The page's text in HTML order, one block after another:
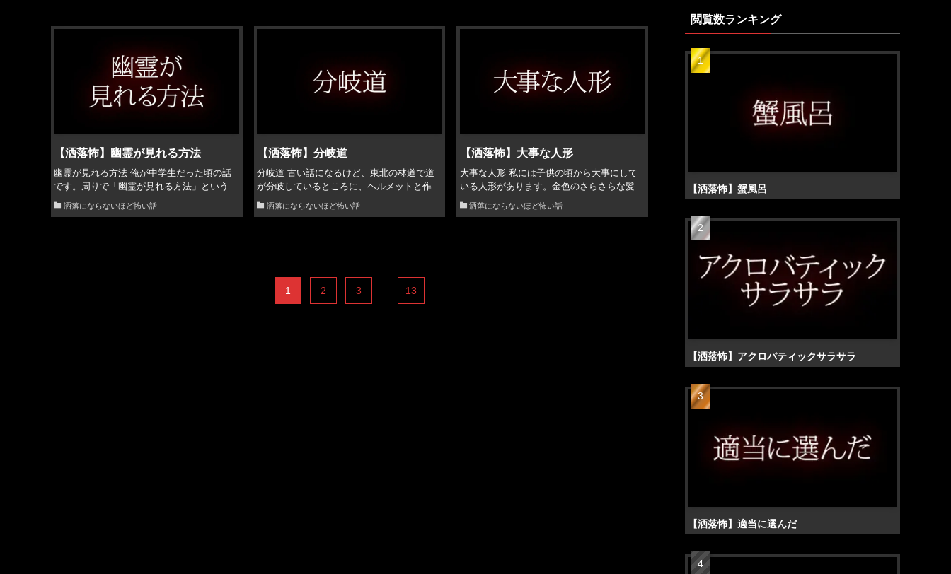
【洒落怖】幽霊が見れる方法
幽霊が見れる方法 俺が中学生だった頃の話
です。周りで「幽霊が見れる方法」という...
洒落にならないほど怖い話
【洒落怖】分岐道
分岐道 古い話になるけど、東北の林道で道
が分岐しているところに、ヘルメットと作...
洒落にならないほど怖い話
【洒落怖】大事な人形
大事な人形 私には子供の頃から大事にして
いる人形があります。金色のさらさらな髪...
洒落にならないほど怖い話
1 2 3 13
閲覧数ランキング
【洒落怖】蟹風呂
【洒落怖】アクロバティックサラサラ
【洒落怖】適当に選んだ